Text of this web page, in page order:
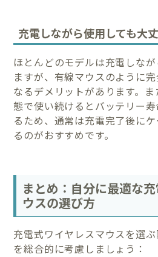
充電しながら使用しても大
ほとんどのモデルは充電しな
ますが、有線マウスのように
なるデメリットがあります。
態で使い続けるとバッテリー
るため、通常は充電完了後に
るのがおすすめです。
まとめ：自分に最適な
ウスの選び方
充電式ワイヤレスマウスを選
を総合的に考慮しましょう：